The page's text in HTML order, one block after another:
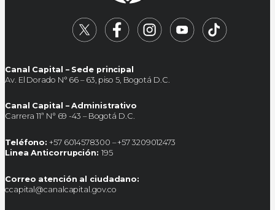
Canal Capital – Sede principal
Av. El Dorado N° 66 – 63, piso 5, Bogotá D.C.
Canal Capital – Administrativo
Carrera 11ª N° 69 -43 – Bogotá D.C.
Teléfono: +57 6014578300 – +57 3209012473
Linea Anticorrupción: 195
Correo atención al ciudadano:
ccapital@canalcapital.gov.co